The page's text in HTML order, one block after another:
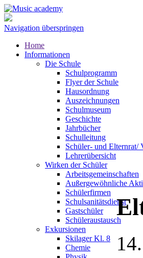
Navigation überspringen
Home
Informationen
Die Schule
Schulprogramm
Flyer der Schule
Hausordnung
Auszeichnungen
Schulmuseum
Geschichte
Jahrbücher
Schulleitung
Schüler- und Elternrat/
Lehrerübersicht
Wirken der Schüler
Arbeitsgemeinschaften
Außergewöhnliche
Schülerfirmen
Schulsanitätsdienst
Gastschüler
Schüleraustausch
Exkursionen
Skilager Kl. 8
Chemie